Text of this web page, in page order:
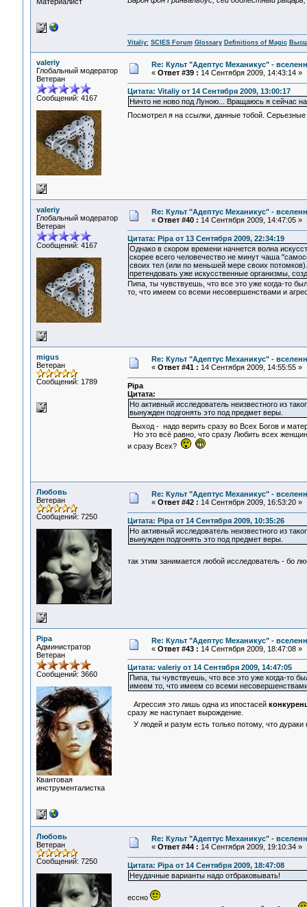
Vitaliy: SCIES Forum Glossary Definitions of Magic
valeriy
Глобальный модератор
Ветеран
Сообщений: 4167
Re: Культ "Адептус Механикус" -
« Ответ #39 : 14 Сентября 2009, 14:43:14 »
Цитата: Vitaliy от 14 Сентября 2009, 13:00:17
Ничто не ново под Луною... Вращаюсь я сейчас
Посмотрел я на ссылки, данные тобой.
valeriy
Глобальный модератор
Ветеран
Сообщений: 4167
Re: Культ "Адептус Механикус" -
« Ответ #40 : 14 Сентября 2009, 14:47:05 »
Цитата: Pipa от 13 Сентября 2009, 22:34:19
Однако в скором времени начнется волна
скорее всего человечество не минут чаша
своих тел (или по меньшей мере своих
претендовать уже искусственные организмы,
Пипа, ты чувствуешь, что все это уже когда-то
то, что имеем со всеми несовершенствами и
migus
Ветеран
Сообщений: 1789
Re: Культ "Адептус Механикус" -
« Ответ #41 : 14 Сентября 2009, 14:55:55 »
Pipa
Цитата:
Но активный исследователь неизвестного из
вынужден подгонять это под предмет веры.
Выход - надо верить сразу во Всех Богов и
Но это всё равно, что сразу Любить всех
и сразу Всех?
Любовь
Ветеран
Сообщений: 7250
Re: Культ "Адептус Механикус" -
« Ответ #42 : 14 Сентября 2009, 16:53:20 »
Цитата: Pipa от 14 Сентября 2009, 10:35:26
Но активный исследователь неизвестного из
вынужден подгонять это под предмет веры.
так этим занимается любой исследователь - бо
Pipa
Администратор
Ветеран
Сообщений: 3660
Квантовая
инструменталистка
Re: Культ "Адептус Механикус" -
« Ответ #43 : 14 Сентября 2009, 18:47:08 »
Цитата: valeriy от 14 Сентября 2009, 14:47:05
Пипа, ты чувствуешь, что все это уже когда-то
имеем то, что имеем со всеми
Агрессия это лишь одна из ипостасей
сразу же наступает вырождение.
У людей и разум есть только потому, что
Любовь
Ветеран
Сообщений: 7250
Re: Культ "Адептус Механикус" -
« Ответ #44 : 14 Сентября 2009, 19:10:34 »
Цитата: Pipa от 14 Сентября 2009, 18:47:08
Неудачные варианты надо отбраковывать!
ессно